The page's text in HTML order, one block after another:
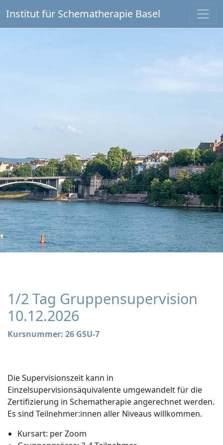
Institut für Schematherapie Basel
1/2 Tag Gruppensupervision
10.12.2026
Kursnummer: 26 GSU-7
Die Supervisionszeit kann in
Einzelsupervisionsäquivalente umgewandelt für die
Zertifizierung in Schematherapie angerechnet werden.
Es sind Teilnehmer:innen aller Niveaus willkommen.
Kursart: per Zoom